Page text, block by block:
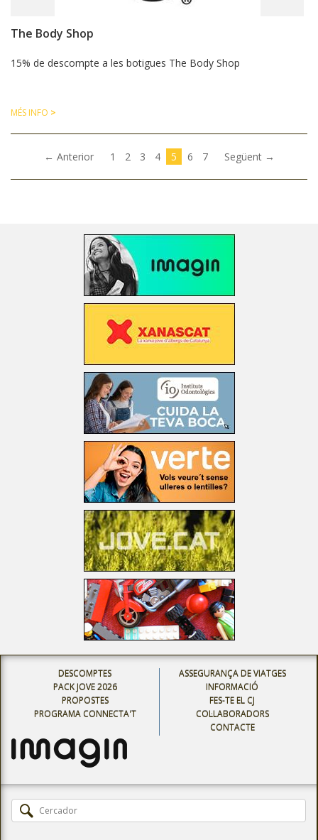
The Body Shop
15% de descompte a les botigues The Body Shop
MÉS INFO >
← Anterior 1 2 3 4 5(current)
6 7 Següent →
DESCOMPTES
PACK JOVE 2026
PROPOSTES
PROGRAMA CONNECTA'T
ASSEGURANÇA DE VIATGES
INFORMACIÓ
FES-TE EL CJ
COL·LABORADORS
CONTACTE